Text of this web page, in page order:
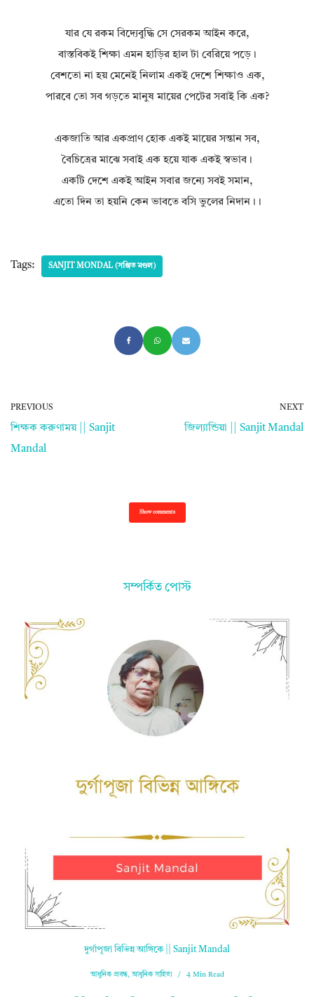
যার যে রকম বিদ্যেবুদ্ধি সে সেরকম আইন করে,
বাস্তবিকই শিক্ষা এমন হাড়ির হাল টা বেরিয়ে পড়ে।
বেশতো না হয় মেনেই নিলাম একই দেশে শিক্ষাও এক,
পারবে তো সব গড়তে মানুষ মায়ের পেটের সবাই কি এক?
একজাতি আর একপ্রাণ হোক একই মায়ের সন্তান সব,
বৈচিত্রের মাঝে সবাই এক হয়ে যাক একই স্বভাব।
একটি দেশে একই আইন সবার জন্যে সবই সমান,
এতো দিন তা হয়নি কেন ভাবতে বসি ভুলের নিদান।।
Tags: SANJIT MONDAL (সঞ্জিত মণ্ডল)
PREVIOUS
শিক্ষক করুণাময় || Sanjit
Mandal
NEXT
জিল্যান্ডিয়া || Sanjit Mandal
Show comments
সম্পর্কিত পোস্ট
দুর্গাপূজা বিভিন্ন আঙ্গিকে || Sanjit Mandal
আধুনিক প্রবন্ধ,আধুনিক সাহিত্য 4 Min Read